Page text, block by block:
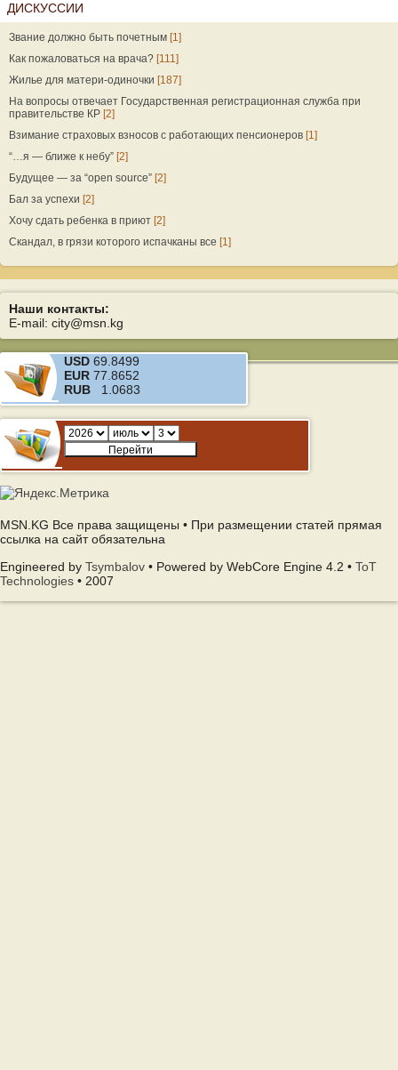
ДИСКУССИИ
Звание должно быть почетным [1]
Как пожаловаться на врача? [111]
Жилье для матери-одиночки [187]
На вопросы отвечает Государственная регистрационная служба при
правительстве КР [2]
Взимание страховых взносов с работающих пенсионеров [1]
“…я — ближе к небу” [2]
Будущее — за “open source” [2]
Бал за успехи [2]
Хочу сдать ребенка в приют [2]
Скандал, в грязи которого испачканы все [1]
Наши контакты:
E-mail: city@msn.kg
USD 69.8499
EUR 77.8652
RUB 1.0683
MSN.KG Все права защищены • При размещении статей прямая
ссылка на сайт обязательна
Engineered by Tsymbalov • Powered by WebCore Engine 4.2 • ToT
Technologies • 2007